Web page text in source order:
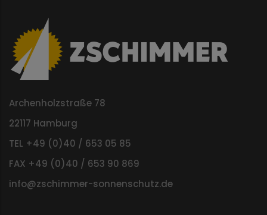
Archenholzstraße 78
22117 Hamburg
TEL +49 (0)40 / 653 05 85
FAX +49 (0)40 / 653 90 869
info@zschimmer-sonnenschutz.de